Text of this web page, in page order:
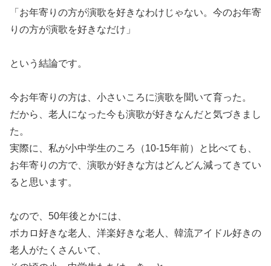
「お年寄りの方が演歌を好きなわけじゃない。今のお年寄
りの方が演歌を好きなだけ」
という結論です。
今お年寄りの方は、小さいころに演歌を聞いて育った。
だから、老人になった今も演歌が好きなんだと気づきまし
た。
実際に、私が小中学生のころ（10-15年前）と比べても、
お年寄りの方で、演歌が好きな方はどんどん減ってきてい
ると思います。
なので、50年後とかには、
ボカロ好きな老人、洋楽好きな老人、韓流アイドル好きの
老人がたくさんいて、